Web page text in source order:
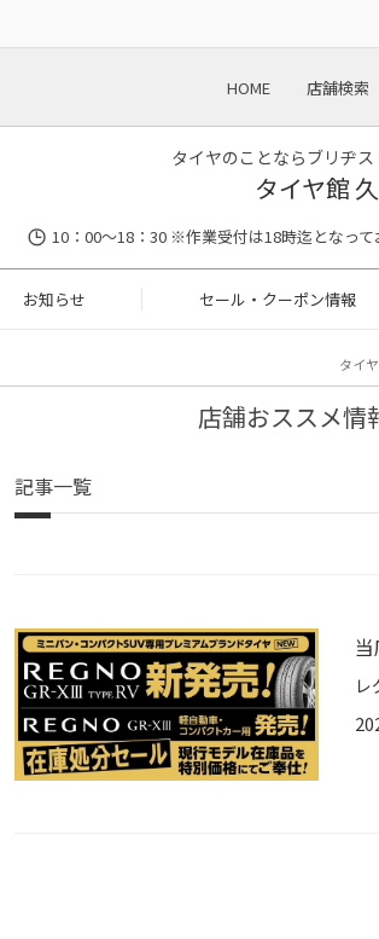
HOME 店舗検索
タイヤのことならブリヂ
タイヤ館
10：00～18：30 ※作業受付は18時迄となって
お知らせ セール・クーポン情報
タイ
店舗おススメ情
記事一覧